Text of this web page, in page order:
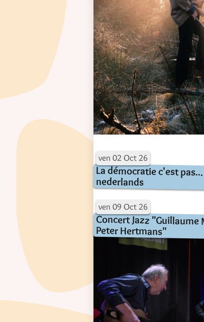
ven 02 Oct 26
La démocratie c'est
nederlands
ven 09 Oct 26
Concert Jazz "Guillaume
Peter Hertmans"